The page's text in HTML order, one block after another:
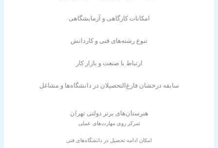
امکانات کارگاهی و آزمایشگاهی
تنوع رشته‌های فنی و کاردانش
ارتباط با صنعت و بازار کار
سابقه درخشان فارغ‌التحصیلان در دانشگاه‌ها و مشاغل
هنرستان‌های برتر دولتی تهران
تمرکز روی مهارت‌های عملی
امکان ادامه تحصیل در دانشگاه‌های فنی